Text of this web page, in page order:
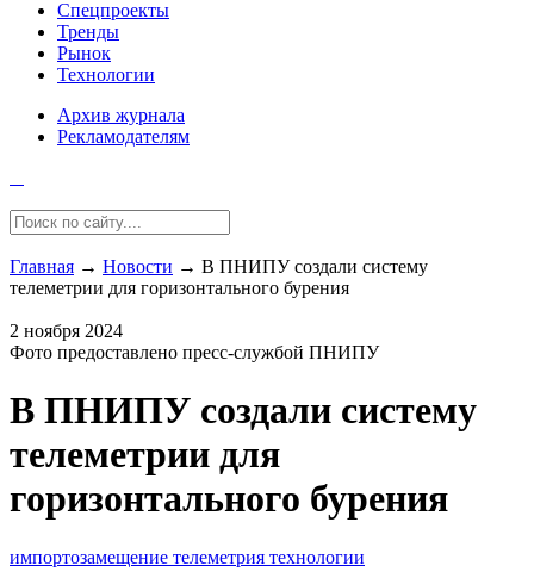
Спецпроекты
Тренды
Рынок
Технологии
Архив журнала
Рекламодателям
Главная → Новости → В ПНИПУ создали систему
телеметрии для горизонтального бурения
2 ноября 2024
Фото предоставлено пресс-службой ПНИПУ
В ПНИПУ создали систему
телеметрии для
горизонтального бурения
импортозамещение телеметрия технологии